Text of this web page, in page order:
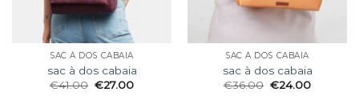
SAC À DOS CABAIA
sac à dos cabaia
€41.00 €27.00
SAC À DOS CABAIA
sac à dos cabaia
€36.00 €24.00